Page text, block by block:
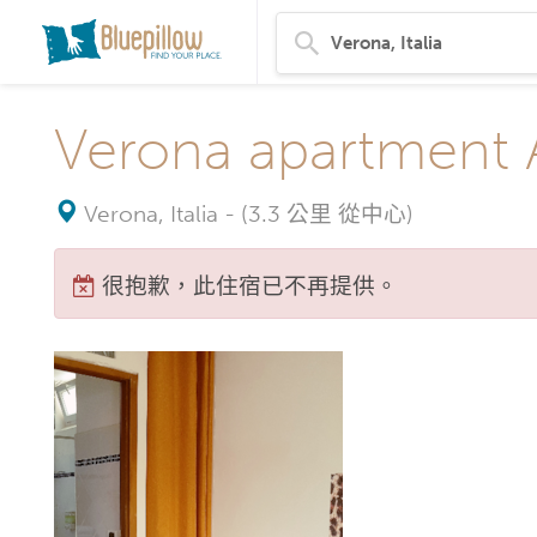
Verona apartment
Verona, Italia - (3.3 公里 從中心)
很抱歉，此住宿已不再提供。